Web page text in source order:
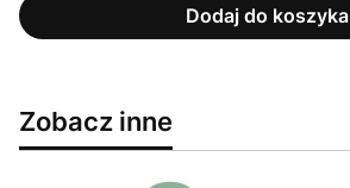
Dodaj do koszyka
Zobacz inne